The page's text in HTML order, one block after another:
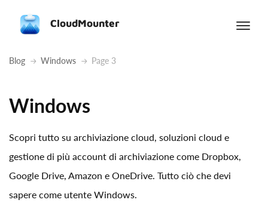
CloudMounter
Blog Windows Page 3
Windows
Scopri tutto su archiviazione cloud, soluzioni cloud e
gestione di più account di archiviazione come Dropbox,
Google Drive, Amazon e OneDrive. Tutto ciò che devi
sapere come utente Windows.